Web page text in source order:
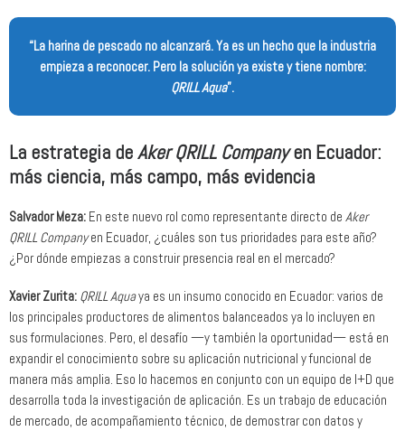
“La harina de pescado no alcanzará. Ya es un hecho que la industria
empieza a reconocer. Pero la solución ya existe y tiene nombre:
QRILL Aqua”.
La estrategia deAker QRILL Companyen Ecuador:
más ciencia, más campo, más evidencia
Salvador Meza: En este nuevo rol como representante directo de Aker
QRILL Companyen Ecuador, ¿cuáles son tus prioridades para este año?
¿Por dónde empiezas a construir presencia real en el mercado?
Xavier Zurita: QRILL Aquaya es un insumo conocido en Ecuador: varios de
los principales productores de alimentos balanceados ya lo incluyen en
sus formulaciones. Pero, el desafío —y también la oportunidad— está en
expandir el conocimiento sobre su aplicación nutricional y funcional de
manera más amplia. Eso lo hacemos en conjunto con un equipo de I+D que
desarrolla toda la investigación de aplicación. Es un trabajo de educación
de mercado, de acompañamiento técnico, de demostrar con datos y